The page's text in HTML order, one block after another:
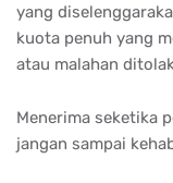
yang
kuota penuh yang
atau malahan
Menerima seketika
jangan sampai